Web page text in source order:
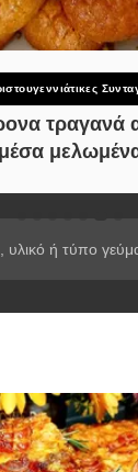
τραγανά
μέσα